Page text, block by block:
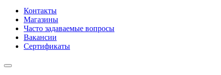
Контакты
Магазины
Часто задаваемые вопросы
Вакансии
Сертификаты